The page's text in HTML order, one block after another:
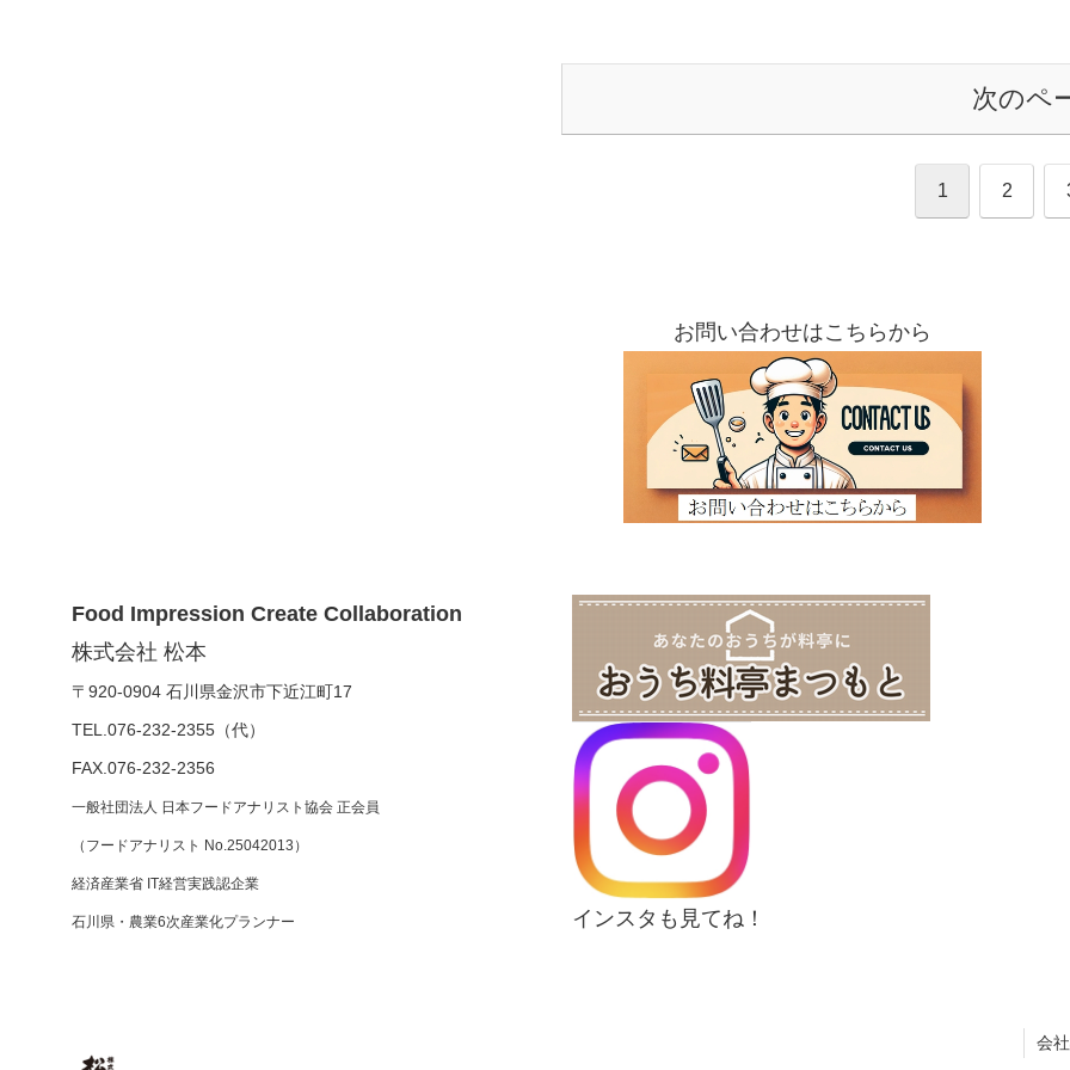
次のペ
1 2
お問い合わせはこちらから
Food Impression Create Collaboration
株式会社 松本
〒920-0904 石川県金沢市下近江町17
TEL.076-232-2355（代）
FAX.076-232-2356
一般社団法人 日本フードアナリスト協会 正会員
（フードアナリスト No.25042013）
経済産業省 IT経営実践認企業
石川県・農業6次産業化プランナー インスタも見てね！
会